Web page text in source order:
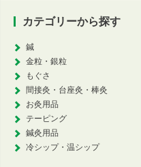
カテゴリーから探す
鍼
金粒・銀粒
もぐさ
間接灸・台座灸・棒灸
お灸用品
テーピング
鍼灸用品
冷シップ・温シップ